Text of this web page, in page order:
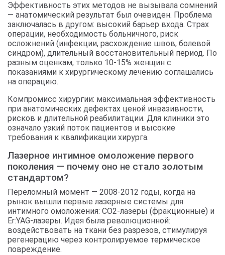
Эффективность этих методов не вызывала сомнений
— анатомический результат был очевиден. Проблема
заключалась в другом: высокий барьер входа. Страх
операции, необходимость больничного, риск
осложнений (инфекции, расхождение швов, болевой
синдром), длительный восстановительный период. По
разным оценкам, только 10-15% женщин с
показаниями к хирургическому лечению соглашались
на операцию.
Компромисс хирургии: максимальная эффективность
при анатомических дефектах ценой инвазивности,
рисков и длительной реабилитации. Для клиники это
означало узкий поток пациентов и высокие
требования к квалификации хирурга.
Лазерное интимное омоложение первого
поколения — почему оно не стало золотым
стандартом?
Переломный момент — 2008-2012 годы, когда на
рынок вышли первые лазерные системы для
интимного омоложения: CO2-лазеры (фракционные) и
Er:YAG-лазеры. Идея была революционной:
воздействовать на ткани без разрезов, стимулируя
регенерацию через контролируемое термическое
повреждение.